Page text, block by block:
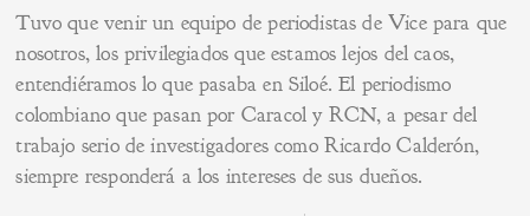
Tuvo que venir un equipo de periodistas de Vice para que
nosotros, los privilegiados que estamos lejos del caos,
entendiéramos lo que pasaba en Siloé. El periodismo
colombiano que pasan por Caracol y RCN, a pesar del
trabajo serio de investigadores como Ricardo Calderón,
siempre responderá a los intereses de sus dueños.